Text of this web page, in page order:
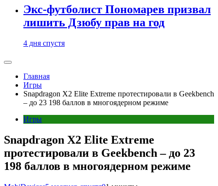
Экс-футболист Пономарев призвал
лишить Дзюбу прав на год
4 дня спустя
Главная
Игры
Snapdragon X2 Elite Extreme протестировали в Geekbench
– до 23 198 баллов в многоядерном режиме
Игры
Snapdragon X2 Elite Extreme
протестировали в Geekbench – до 23
198 баллов в многоядерном режиме